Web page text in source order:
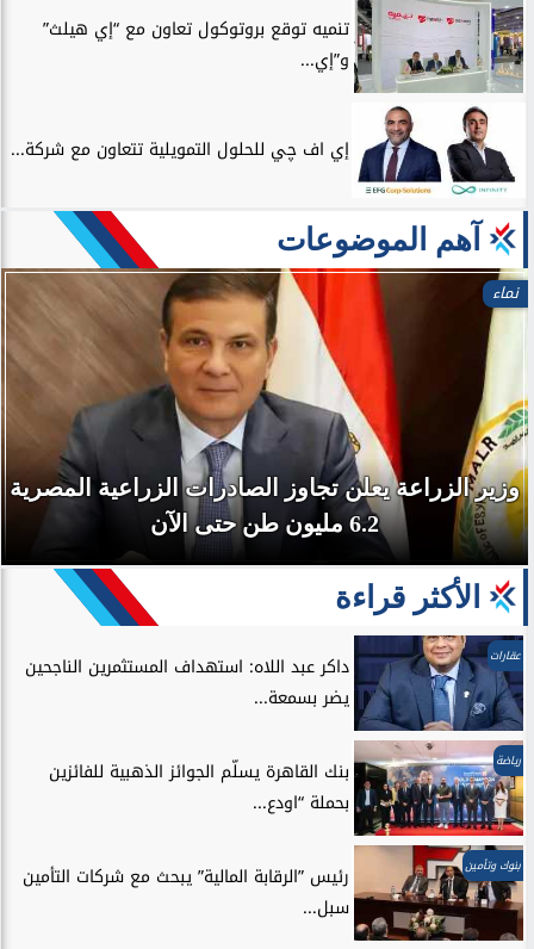
تنميه توقع بروتوكول تعاون مع “إي هيلث”
و”إي...
إي اف چي للحلول التمويلية تتعاون مع شركة...
آهم الموضوعات
نماء
وزير الزراعة يعلن تجاوز الصادرات الزراعية المصرية
6.2 مليون طن حتى الآن
الأكثر قراءة
عقارات
داكر عبد اللاه: استهداف المستثمرين الناجحين
يضر بسمعة...
رياضة
بنك القاهرة يسلّم الجوائز الذهبية للفائزين
بحملة “اودع...
بنوك وتأمين
رئيس ”الرقابة المالية” يبحث مع شركات التأمين
سبل...